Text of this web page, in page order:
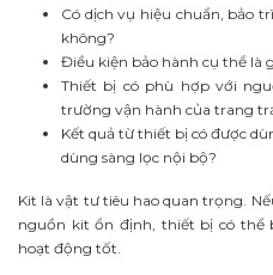
Có dịch vụ hiệu chuẩn, bảo
không?
Điều kiện bảo hành cụ thể là
Thiết bị có phù hợp với
trường vận hành của trang
Kết quả từ thiết bị có được
dùng sàng lọc nội bộ?
Kit là vật tư tiêu hao quan trọng.
nguồn kit ổn định, thiết bị có thể
hoạt động tốt.